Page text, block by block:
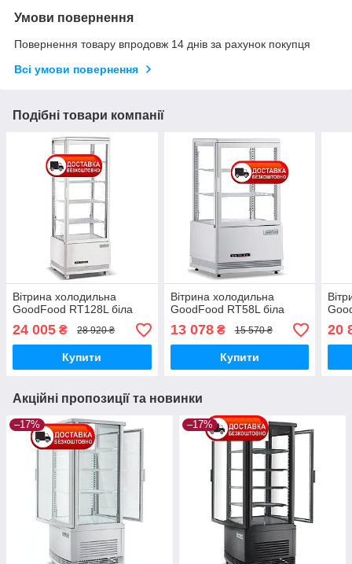
Умови повернення
Повернення товару впродовж 14 днів за рахунок покупця
Всі умови повернення
Подібні товари компанії
Вітрина холодильна
GoodFood RT128L біла
24 005 ₴ 28 920 ₴
Купити
Вітрина холодильна
GoodFood RT58L біла
13 078₴ 15 570 ₴
Купити
20
Акційні пропозиції та новинки
–17% –17%